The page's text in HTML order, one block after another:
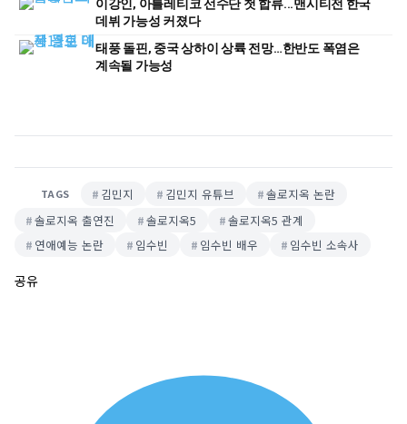
이강인, 아틀레티코 선수단 첫 합류...맨시티전 한국
데뷔 가능성 커졌다
태풍 돌핀, 중국 상하이 상륙 전망…한반도 폭염은
계속될 가능성
TAGS 김민지 김민지 유튜브
솔로지옥 논란
솔로지옥 출연진
솔로지옥5
솔로지옥5 관계
연애예능 논란
임수빈 임수빈 배우 임수빈 소속사
공유